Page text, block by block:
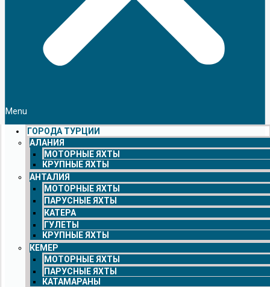
Menu
ГОРОДА ТУРЦИИ
АЛАНИЯ
МОТОРНЫЕ ЯХТЫ
КРУПНЫЕ ЯХТЫ
АНТАЛИЯ
МОТОРНЫЕ ЯХТЫ
ПАРУСНЫЕ ЯХТЫ
КАТЕРА
ГУЛЕТЫ
КРУПНЫЕ ЯХТЫ
КЕМЕР
МОТОРНЫЕ ЯХТЫ
ПАРУСНЫЕ ЯХТЫ
КАТАМАРАНЫ